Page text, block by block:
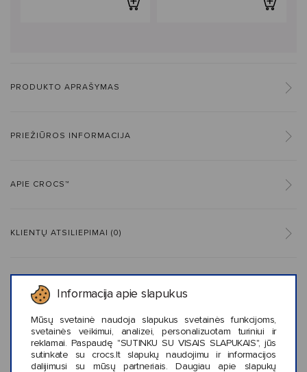
Informacija apie slapukus
Mūsų svetainė naudoja slapukus svetainės funkcijoms,
svetainės veikimui, analizei, personalizuotam turiniui ir
reklamai. Paspaudę "SUTINKU SU VISAIS SLAPUKAIS", jūs
sutinkate su crocs.lt slapukų naudojimu ir informacijos
dalijimusi su mūsų partneriais. Daugiau apie slapukų
PRODUKTO APRAŠYMAS
PRIEŽIŪROS INFORMACIJA
APIE CROCS™
KLIENTŲ ATSILIEPIMAI (0)
Panašaus stiliaus prekės